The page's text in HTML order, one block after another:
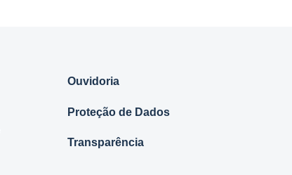
Ouvidoria
Proteção de Dados
Transparência